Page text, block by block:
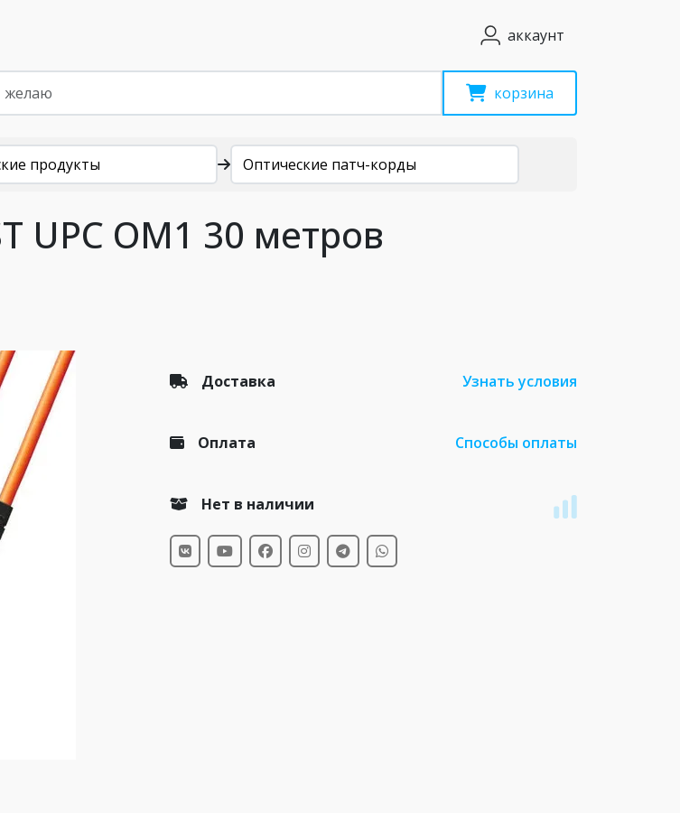
аккаунт
корзина
продукты Оптические патч-корды
UPC OM1 30 метров
Доставка Узнать условия
Оплата Способы оплаты
Нет в наличии